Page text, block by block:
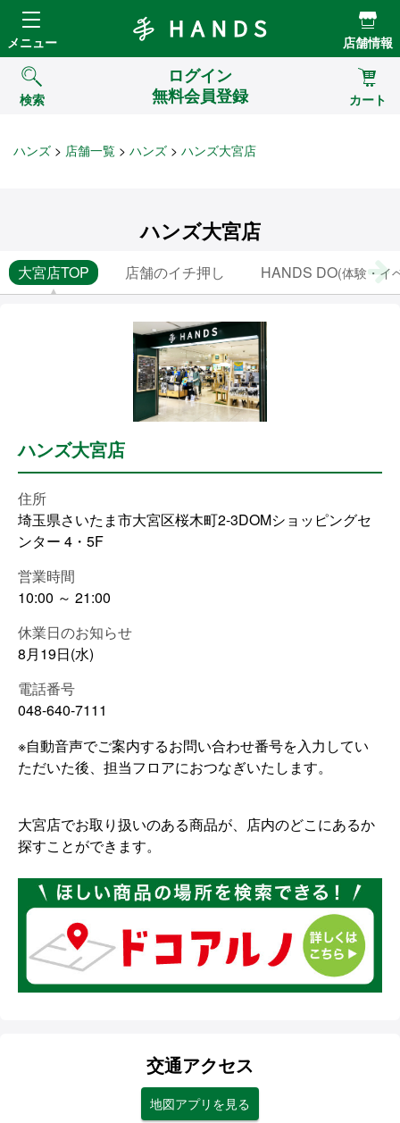
Hands ハンズ
メニュー 店舗情報
検索
ログイン
無料会員登録
カート
ハンズ 店舗一覧 ハンズ ハンズ大宮店
ハンズ大宮店
大宮店TOP 店舗のイチ押し HANDS DO(体験・イ
ハンズ大宮店
住所
埼玉県さいたま市大宮区桜木町2-3DOMショッピングセ
ンター 4・5F
営業時間
10:00 ～ 21:00
休業日のお知らせ
8月19日(水)
電話番号
048-640-7111
※自動音声でご案内するお問い合わせ番号を入力してい
ただいた後、担当フロアにおつなぎいたします。
大宮店でお取り扱いのある商品が、店内のどこにあるか
探すことができます。
交通アクセス
地図アプリを見る